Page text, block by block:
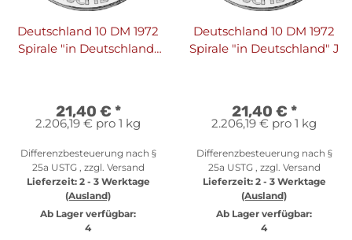
Deutschland 10 DM 1972
Spirale "in Deutschland"
21,40 € *
2.206,19 € pro 1 kg
Differenzbesteuerung nach §
25a USTG , zzgl. Versand
Lieferzeit: 2 - 3 Werktage
(Ausland)
Ab Lager verfügbar:
4
Deutschland 10 DM 1972
Spirale "in Deutschland" J
21,40 € *
2.206,19 € pro 1 kg
Differenzbesteuerung nach §
25a USTG , zzgl. Versand
Lieferzeit: 2 - 3 Werktage
(Ausland)
Ab Lager verfügbar:
4